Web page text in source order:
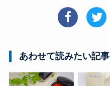
あわせて読みたい記事